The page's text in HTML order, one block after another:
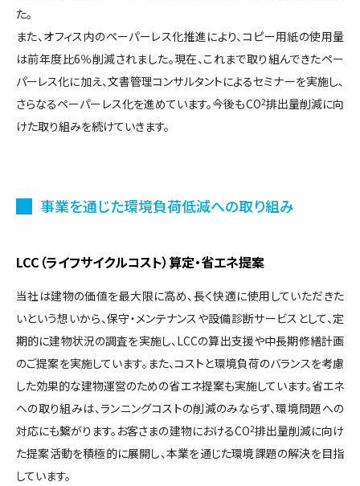
た。
また、オフィス内のペーパーレス化推進により、コピー用紙の使用量
は前年度比6％削減されました。現在、これまで取り組んできたペー
パーレス化に加え、文書管理コンサルタントによるセミナーを実施し、
さらなるペーパーレス化を進めています。今後もCO2排出量削減に向
けた取り組みを続けていきます。
事業を通じた環境負荷低減への取り組み
LCC（ライフサイクルコスト）算定・省エネ提案
当社は建物の価値を最大限に高め、長く快適に使用していただきた
いという想いから、保守・メンテナンスや設備診断サービスとして、定
期的に建物状況の調査を実施し、LCCの算出支援や中長期修繕計画
のご提案を実施しています。また、コストと環境負荷のバランスを考慮
した効果的な建物運営のための省エネ提案も実施しています。省エネ
への取り組みは、ランニングコストの削減のみならず、環境問題への
対応にも繋がります。お客さまの建物におけるCO2排出量削減に向け
た提案活動を積極的に展開し、本業を通じた環境課題の解決を目指
しています。